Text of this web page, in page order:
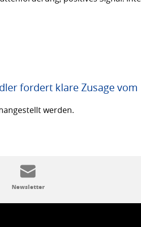
fordert klare Zusage
werden.